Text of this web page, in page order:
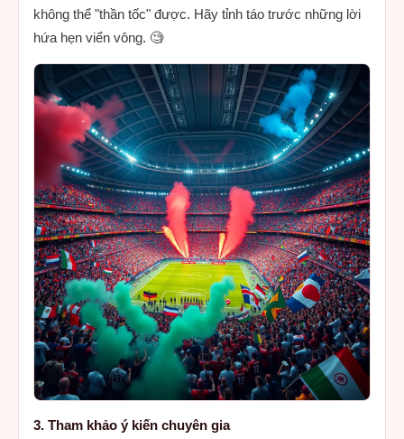
không thể "thần tốc" được. Hãy tỉnh táo trước những lời
hứa hẹn viển vông. 🧐
3. Tham khảo ý kiến chuyên gia